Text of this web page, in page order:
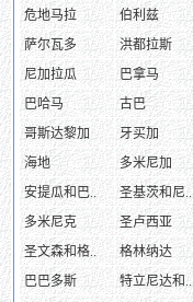
危地马拉
伯利兹
萨尔瓦多
洪都拉斯
尼加拉瓜
巴拿马
巴哈马
古巴
哥斯达黎加
牙买加
海地
多米尼加
安提瓜和巴..
圣基茨和尼..
多米尼克
圣卢西亚
圣文森和格..
格林纳达
巴巴多斯
特立尼达和..